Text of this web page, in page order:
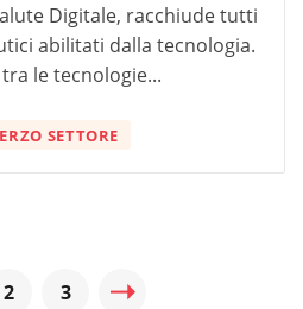
Digitale, racchiude tutti
abilitati dalla tecnologia.
le tecnologie...
SETTORE
2 3